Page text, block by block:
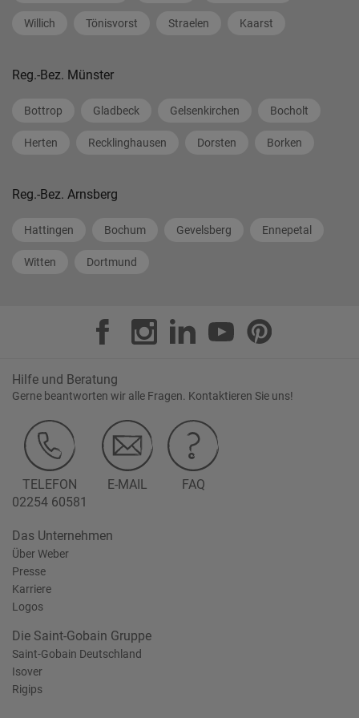
Willich Tönisvorst Straelen Kaarst
Reg.-Bez. Münster
Bottrop Gladbeck Gelsenkirchen Bocholt
Herten Recklinghausen Dorsten Borken
Reg.-Bez. Arnsberg
Hattingen Bochum Gevelsberg Ennepetal
Witten Dortmund
Hilfe und Beratung
Gerne beantworten wir alle Fragen. Kontaktieren Sie uns!
TELEFON
02254 60581
E-MAIL FAQ
Das Unternehmen
Über Weber
Presse
Karriere
Logos
Die Saint-Gobain Gruppe
Saint-Gobain Deutschland
Isover
Rigips